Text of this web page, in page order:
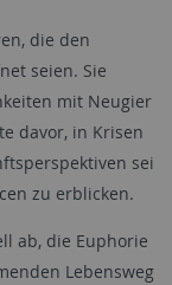
die den
seien. Sie
mit Neugier
davor, in Krisen
sei
zu erblicken.
ab, die Euphorie
Lebensweg